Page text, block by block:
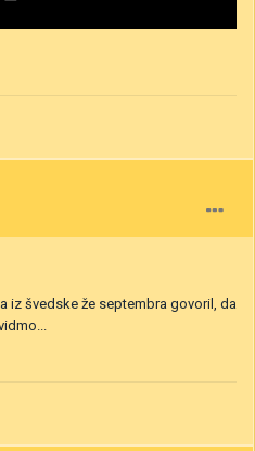
iz švedske že septembra govoril, da